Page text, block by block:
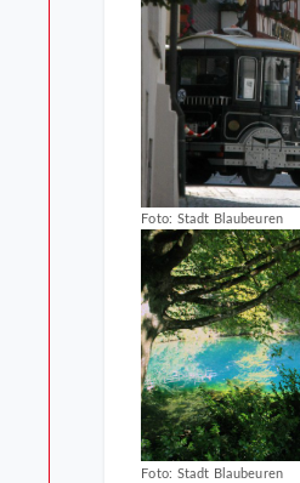
Foto: Stadt Blaubeuren
Foto: Stadt Blaubeuren